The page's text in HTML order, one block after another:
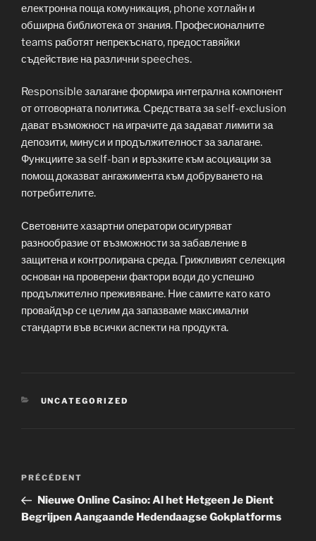
електронна поща комуникация, phone хотлайн и
обширна библиотека от знания. Професионалните
teams работят непрекъснато, предоставяйки
съдействие на различни speeches.
Responsible залагане формира интегрална компонент
от отговорната политика. Средствата за self-exclusion
дават възможност на играчите да задават лимити за
депозити, минуси и продължителност за залагане.
Функциите за self-ban и връзките към асоциации за
помощ доказват ангажимента към добруването на
потребителите.
Световните хазартни оператори осигуряват
разнообразие от възможности за забавление в
защитена и контролирана среда. Грижливият селекция
основан на проверени фактори води до успешно
продължително преживяване. Ние самите като като
провайдър се целим да запазваме максимални
стандарти във всички аспекти на продукта.
CATÉGORIES
UNCATEGORIZED
Navigation
l’article
Article
précédent
PRÉCÉDENT
Nieuwe Online Casino: Al het Hetgeen Je Dient
Begrijpen Aangaande Hedendaagse Gokplatforms